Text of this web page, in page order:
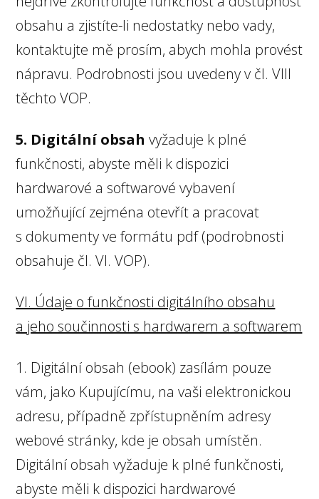
obsahu a zjistíte-li nedostatky nebo vady,
kontaktujte mě prosím, abych mohla provést
nápravu. Podrobnosti jsou uvedeny v čl. VIII
těchto VOP.
5. Digitální obsah vyžaduje k plné
funkčnosti, abyste měli k dispozici
hardwarové a softwarové vybavení
umožňující zejména otevřít a pracovat
s dokumenty ve formátu pdf (podrobnosti
obsahuje čl. VI. VOP).
VI. Údaje o funkčnosti digitálního obsahu
a jeho součinnosti s hardwarem a softwarem
1. Digitální obsah (ebook) zasílám pouze
vám, jako Kupujícímu, na vaši elektronickou
adresu, případně zpřístupněním adresy
webové stránky, kde je obsah umístěn.
Digitální obsah vyžaduje k plné funkčnosti,
abyste měli k dispozici hardwarové